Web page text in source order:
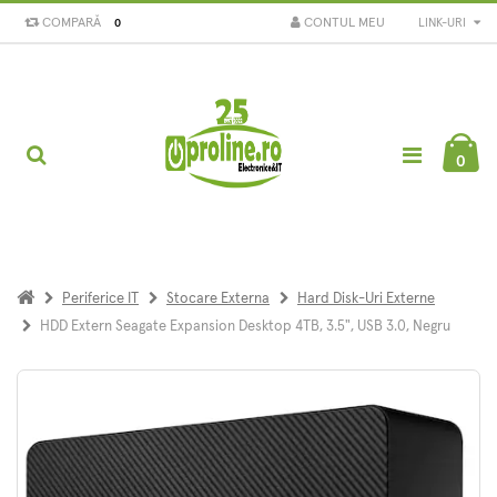
COMPARĂ 0 LINK-URI
CONTUL MEU
0
Periferice IT Stocare Externa
Hard Disk-Uri Externe
HDD Extern Seagate Expansion Desktop 4TB, 3.5", USB 3.0, Negru